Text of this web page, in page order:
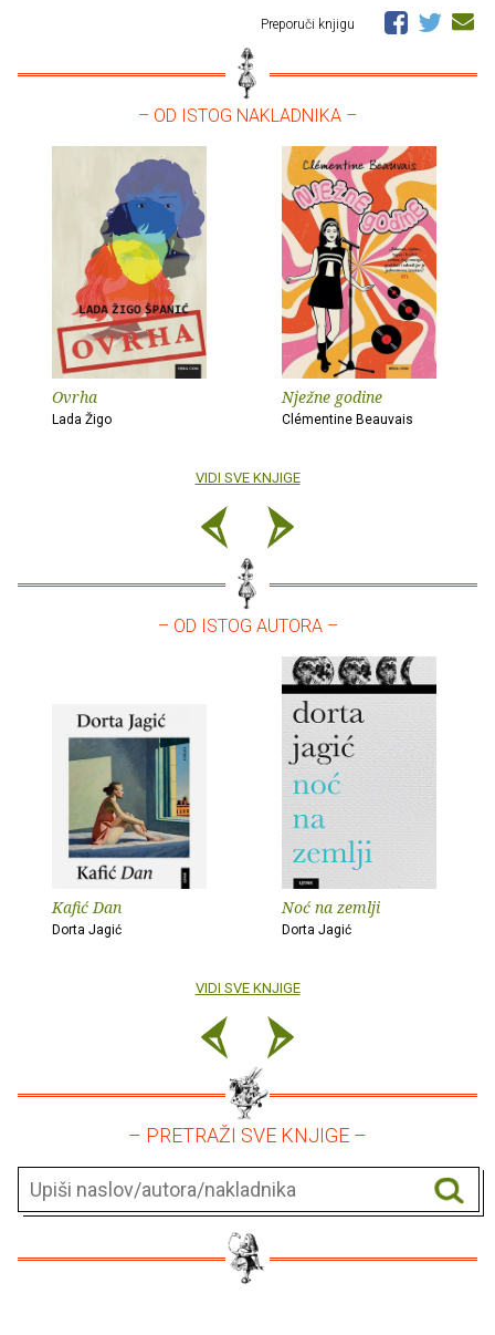
Preporuči knjigu
– OD ISTOG NAKLADNIKA –
Ovrha
Lada Žigo
Nježne godine
Clémentine Beauvais
VIDI SVE KNJIGE
– OD ISTOG AUTORA –
Kafić Dan
Dorta Jagić
Noć na zemlji
Dorta Jagić
VIDI SVE KNJIGE
– PRETRAŽI SVE KNJIGE –